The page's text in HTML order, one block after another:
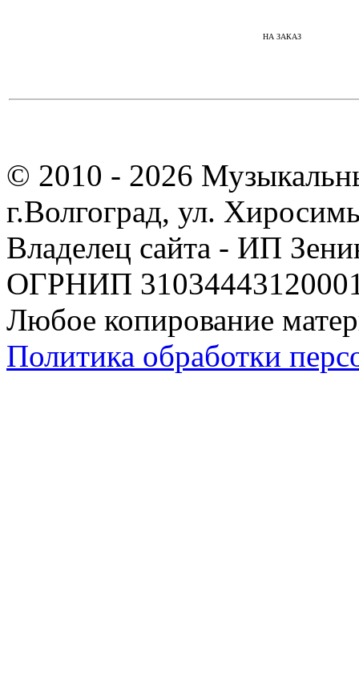
НА ЗАКАЗ
© 2010 - 2026
г.Волгоград, ул.
Владелец сайта - ИП
ОГРНИП
Любое копирование
Политика обработки